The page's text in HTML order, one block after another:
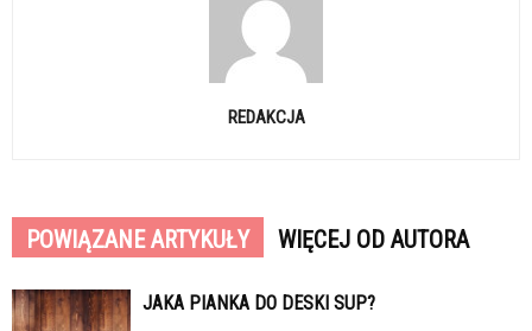
REDAKCJA
POWIĄZANE ARTYKUŁY WIĘCEJ OD AUTORA
JAKA PIANKA DO DESKI SUP?